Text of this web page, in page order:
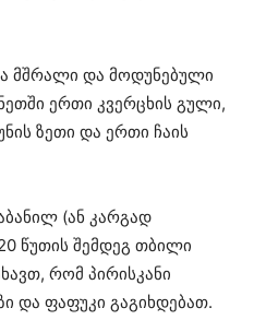
მშრალი და მოდუნებული
ერთი კვერცხის გული,
ზეთი და ერთი ჩაის
(ან კარგად
წუთის შემდეგ თბილი
რომ პირისკანი
და ფაფუკი გაგიხდებათ.